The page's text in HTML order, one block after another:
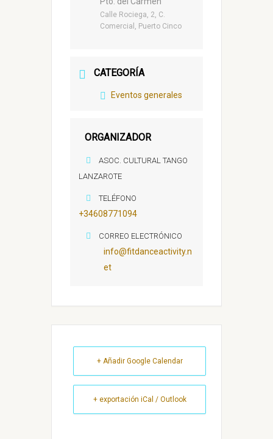
Calle Rociega, 2, C.
Comercial, Puerto Cinco
CATEGORÍA
Eventos generales
ORGANIZADOR
ASOC. CULTURAL TANGO
LANZAROTE
TELÉFONO
+34608771094
CORREO ELECTRÓNICO
info@fitdanceactivity.n
et
+ Añadir Google Calendar
+ exportación iCal / Outlook